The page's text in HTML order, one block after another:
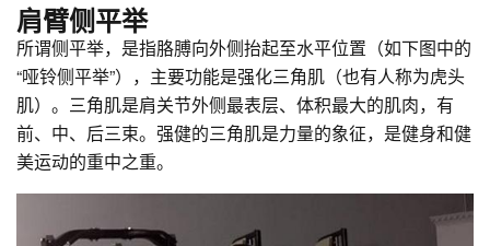
肩臂侧平举
所谓侧平举，是指胳膊向外侧抬起至水平位置（如下图中的
“哑铃侧平举”），主要功能是强化三角肌（也有人称为虎头
肌）。三角肌是肩关节外侧最表层、体积最大的肌肉，有
前、中、后三束。强健的三角肌是力量的象征，是健身和健
美运动的重中之重。